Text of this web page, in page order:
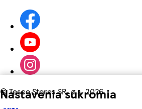
Nastavenia súkromia
©Tesco Stores SR, a.s. 2026